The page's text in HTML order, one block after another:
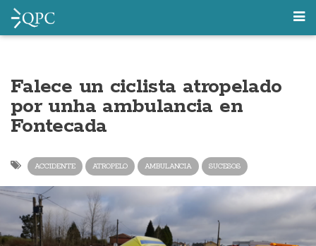
Falece un ciclista atropelado
por unha ambulancia en
Fontecada
ACCIDENTE ATROPELO AMBULANCIA SUCESOS